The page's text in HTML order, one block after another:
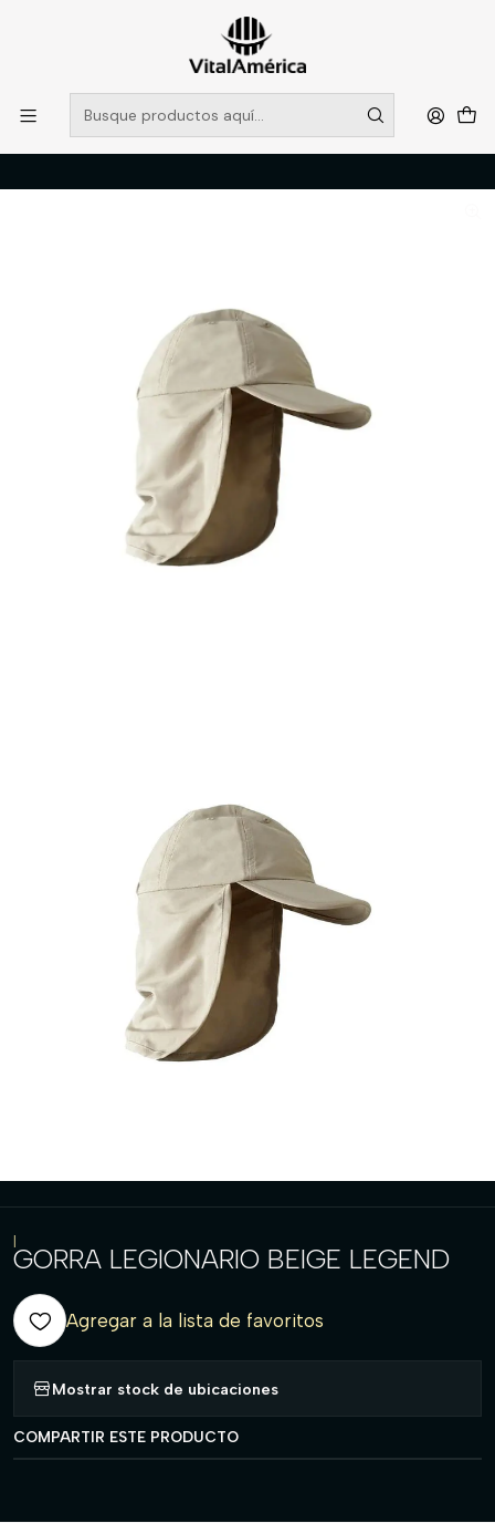
POR SISTEMA FRONTAL SOLO RETIROS EN TIENDA, DESDE
MUCHAS GRACIAS +569 5956 2237
Leer más
Inicio PROTECCION PERSONAL
CRANEO
GORRA LEGIONARIO BEIGE LEGEND
|
GORRA LEGIONARIO BEIGE LEGEND
Agregar a la lista de favoritos
Mostrar stock de ubicaciones
COMPARTIR ESTE PRODUCTO